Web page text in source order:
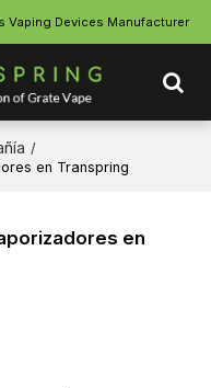
Vaping Devices Manufacturer
/
en Transpring
en